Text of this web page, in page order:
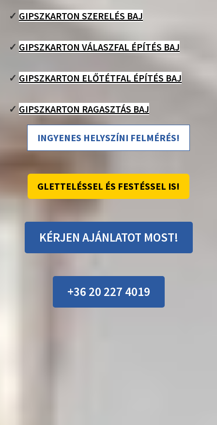
✓ GIPSZKARTON SZERELÉS BAJ
✓ GIPSZKARTON VÁLASZFAL ÉPÍTÉS BAJ
✓ GIPSZKARTON ELŐTÉTFAL ÉPÍTÉS BAJ
✓ GIPSZKARTON RAGASZTÁS BAJ
INGYENES HELYSZÍNI FELMÉRÉS!
GLETTELÉSSEL ÉS FESTÉSSEL IS!
KÉRJEN AJÁNLATOT MOST!
+36 20 227 4019